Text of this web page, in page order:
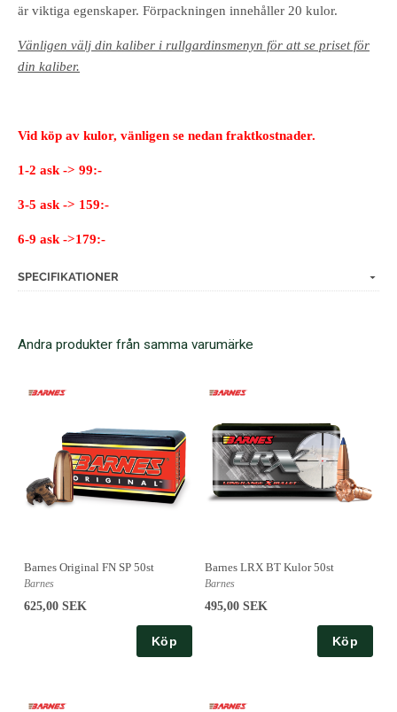
är viktiga egenskaper. Förpackningen innehåller 20 kulor.
Vänligen välj din kaliber i rullgardinsmenyn för att se priset för
din kaliber.
Vid köp av kulor, vänligen se nedan fraktkostnader.
1-2 ask -> 99:-
3-5 ask -> 159:-
6-9 ask ->179:-
SPECIFIKATIONER
Andra produkter från samma varumärke
Barnes Original FN SP 50st
Barnes
625,00 SEK
Köp
Barnes LRX BT Kulor 50st
Barnes
495,00 SEK
Köp